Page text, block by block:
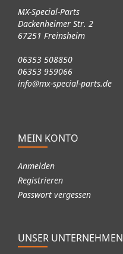
MX-Special-Parts
Dackenheimer Str. 2
67251 Freinsheim
06353 508850
06353 959066
info@mx-special-parts.de
MEIN KONTO
Anmelden
Registrieren
Passwort vergessen
UNSER UNTERNEHMEN